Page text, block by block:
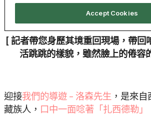
[ 記者帶您身歷其境重回現場，帶回
活跳跳的樣貌，雖然臉上的倦容
迎接我們的導遊 – 洛森先生 ，是來
藏族人， 口中一面唸著「扎西德勒